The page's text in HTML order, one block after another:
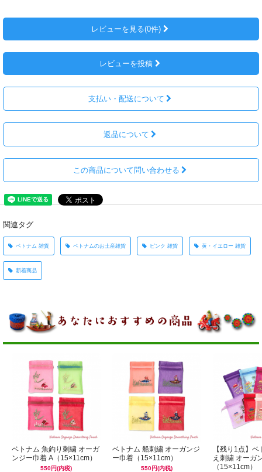
レビューを見る(0件)
レビューを投稿
支払い・配送について
返品について
この商品について問い合わせる
関連タグ
ベトナム 雑貨 ベトナムのお土産雑貨 ピンク 雑貨 黄・イエロー 雑貨
新着商品
ベトナム 魚釣り刺繍 オーガ
ンジー巾着 A（15×11cm）
550円(内税)
ベトナム 船刺繍 オーガンジ
ー巾着（15×11cm）
550円(内税)
【残り1点】
え刺繍 オーガ
（15×11cm）